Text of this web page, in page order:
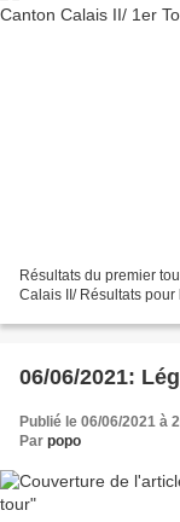
Résultats du premier
Calais II/ Résultats
06/06/2021:
Publié le 06/06/2021 à
Par popo